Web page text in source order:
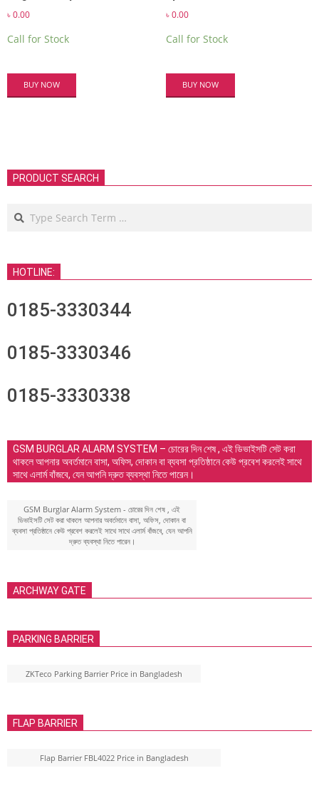
৳0.00
Call for Stock
BUY NOW
৳0.00
Call for Stock
BUY NOW
PRODUCT SEARCH
Search
HOTLINE:
0185-3330344
0185-3330346
0185-3330338
GSM BURGLAR ALARM SYSTEM – চোরের দিন শেষ , এই ডিভাইসটি সেট করা
থাকলে আপনার অবর্তমানে বাসা, অফিস, দোকান বা ব্যবসা প্রতিষ্ঠানে কেউ প্রবেশ করলেই সাথে
সাথে এলার্ম বাঁজবে, যেন আপনি দ্রুত ব্যবস্থা নিতে পারেন।
GSM Burglar Alarm System - চোরের দিন শেষ , এই
ডিভাইসটি সেট করা থাকলে আপনার অবর্তমানে বাসা, অফিস, দোকান বা
ব্যবসা প্রতিষ্ঠানে কেউ প্রবেশ করলেই সাথে সাথে এলার্ম বাঁজবে, যেন আপনি
দ্রুত ব্যবস্থা নিতে পারেন।
ARCHWAY GATE
PARKING BARRIER
ZKTeco Parking Barrier Price in Bangladesh
FLAP BARRIER
Flap Barrier FBL4022 Price in Bangladesh